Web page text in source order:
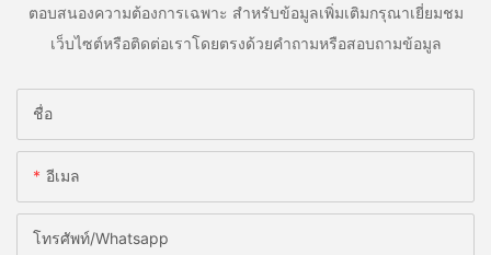
ตอบสนองความต้องการเฉพาะ สำหรับข้อมูลเพิ่มเติมกรุณาเยี่ยมชม
เว็บไซต์หรือติดต่อเราโดยตรงด้วยคำถามหรือสอบถามข้อมูล
ชื่อ
อีเมล
โทรศัพท์/whatsapp